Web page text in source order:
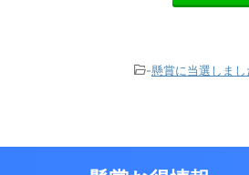
-懸賞に当選しまし